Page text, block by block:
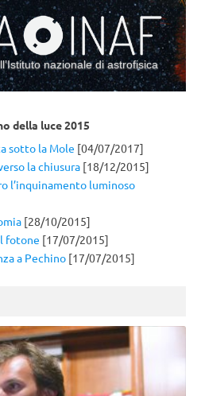
nazionale di astrofisica
della luce 2015
sotto la Mole [04/07/2017]
la chiusura [18/12/2015]
l’inquinamento luminoso
[28/10/2015]
fotone [17/07/2015]
a Pechino [17/07/2015]